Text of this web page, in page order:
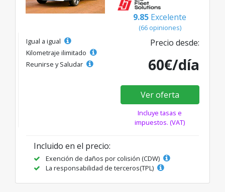
9.85 Excelente
(66 opiniones)
Igual a igual
Kilometraje ilimitado
Reunirse y Saludar
Precio desde:
60€/día
Ver oferta
Incluye tasas e
impuestos. (VAT)
Incluido en el precio:
Exención de daños por colisión (CDW)
La responsabilidad de terceros(TPL)